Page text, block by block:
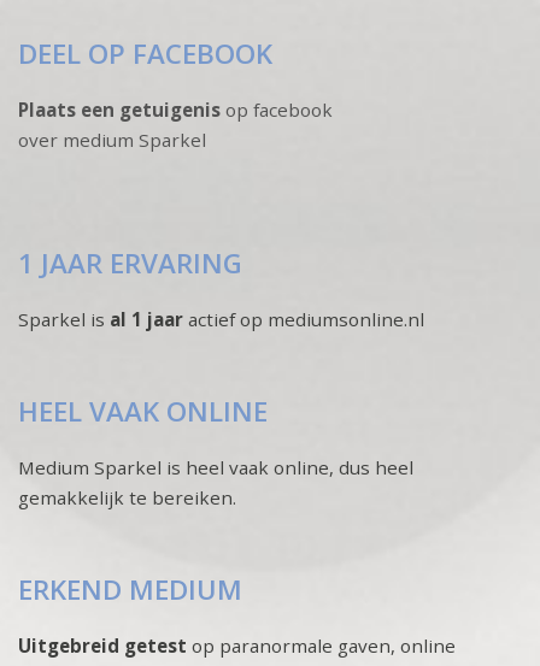
DEEL OP FACEBOOK
Plaats een getuigenis op facebook
over medium Sparkel
1 JAAR ERVARING
Sparkel is al 1 jaar actief op mediumsonline.nl
HEEL VAAK ONLINE
Medium Sparkel is heel vaak online, dus heel
gemakkelijk te bereiken.
ERKEND MEDIUM
Uitgebreid getest op paranormale gaven, online